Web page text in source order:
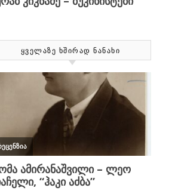
ᲧᲕᲔᲚᲐᲖᲔ ᲮᲨᲘᲠᲐᲓ ᲜᲐᲜᲐᲮᲘ